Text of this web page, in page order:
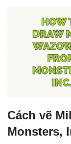
Cách vẽ
Monsters,